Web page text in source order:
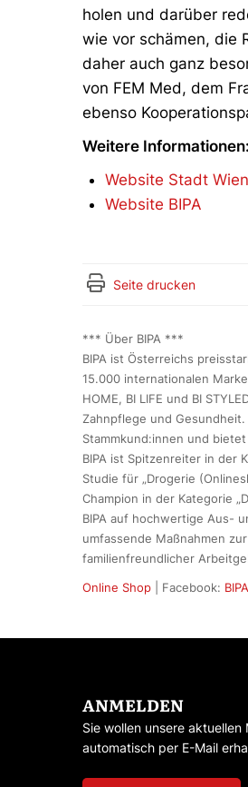
holen und darüber
wie vor schämen, die
daher auch ganz
von FEM Med, dem
ebenso
Weitere Informationen:
Website Stadt Wien
Website BIPA
Seite drucken
*** Über BIPA ***
BIPA ist Österreichs
15.000 internationalen
HOME, BI LIFE und BI
Zahnpflege und
Stammkund:innen und
BIPA ist Spitzenreiter in der
Studie für „Drogerie
Champion in der Kategorie
BIPA auf hochwertige Aus-
umfassende Maßnahmen
familienfreundlicher
Online Shop | Facebook: BIPA
ANMELDEN
Sie wollen unsere
automatisch per E-Mail